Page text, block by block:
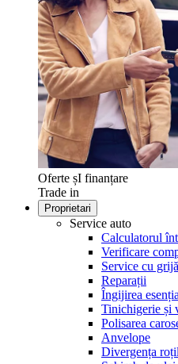
Oferte șI finanțare
Trade in
Proprietari
Service auto
Calculatorul
Verificare
Service cu grijă
Reparații
Îngijirea
Tinichigerie și
Polisarea
Anvelope
Divergența